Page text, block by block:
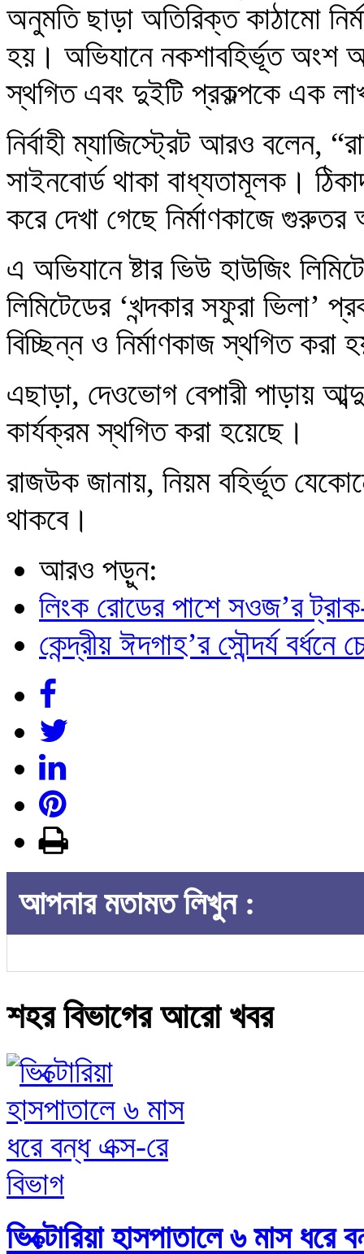
অনুমতি ছাড়া অতিরিক্ত কাঠামো
হয়। অভিযানে নকশাবহির্ভূত অংশ
স্থগিত এবং দুইটি প্রকল্পকে এক
নির্বাহী ম্যাজিস্ট্রেট আরও বলেন,
সাইনবোর্ড থাকা বাধ্যতামূলক।
করে দেখা গেছে নির্মাণকাজে
এ অভিযানে ষ্টার ভিউ হাউজিং
লিমিটেডের ‘খন্দকার সফুরা ভিলা’
বিচ্ছিন্ন ও নির্মাণকাজ স্থগিত করা
এছাড়া, দেওভোগ বেপারী পাড়ায়
কার্যক্রম স্থগিত করা হয়েছে।
রাজউক জানায়, নিয়ম বহির্ভূত
থাকবে।
আরও পড়ুন:
লিংক রোডের পাশে সওজ’র ট্রাক-
কেন্দ্রীয় ঈদগাহ’র সৌন্দর্য
আপনার মতামত লিখুন :
শহর বিভাগের আরো খবর
ভিক্টোরিয়া হাসপাতালে ৬ মাস ধরে